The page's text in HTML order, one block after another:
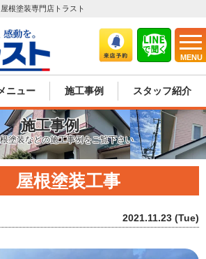
MENU
根塗装専門店トラスト
ニュー 施工事例 スタッフ紹介
施工事例
塗装などの施工事例をご覧下さい
屋根塗装工事
2021.11.23 (Tue)